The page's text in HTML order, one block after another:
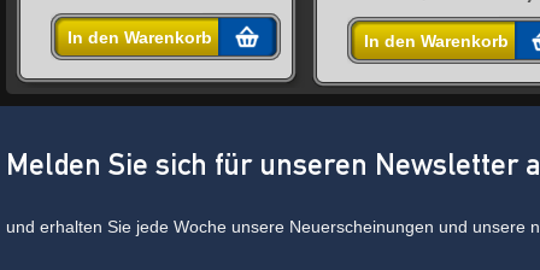
In den Warenkorb In den Warenkorb
Melden Sie sich für unseren Newsletter
und erhalten Sie jede Woche unsere Neuerscheinungen und unsere